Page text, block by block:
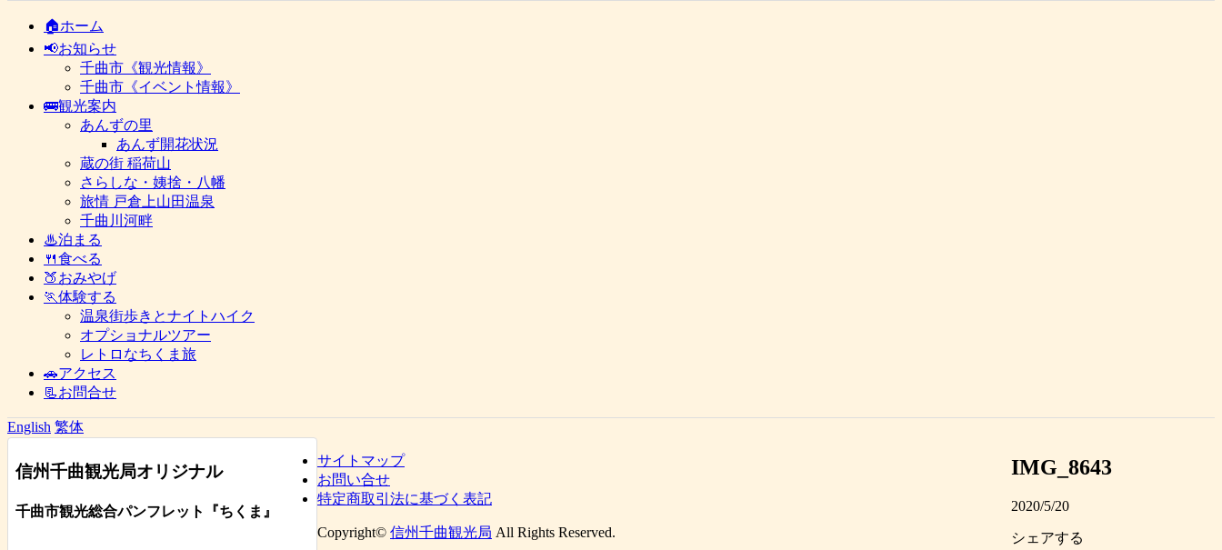
🏠ホーム
📢お知らせ
千曲市《観光情報》
千曲市《イベント情報》
🚌観光案内
あんずの里
あんず開花状況
蔵の街 稲荷山
さらしな・姨捨・八幡
旅情 戸倉上山田温泉
千曲川河畔
♨泊まる
🍴食べる
🍑おみやげ
🏃体験する
温泉街歩きとナイトハイク
オプショナルツアー
レトロなちくま旅
🚗アクセス
📃お問合せ
English 繁体
IMG_8643
2020/5/20
シェアする
信州千曲観光局オリジナル
千曲市観光総合パンフレット 『ちくま 』
サイトマップ
お問い合せ
特定商取引法に基づく表記
Copyright© 信州千曲観光局 All Rights Reserved.